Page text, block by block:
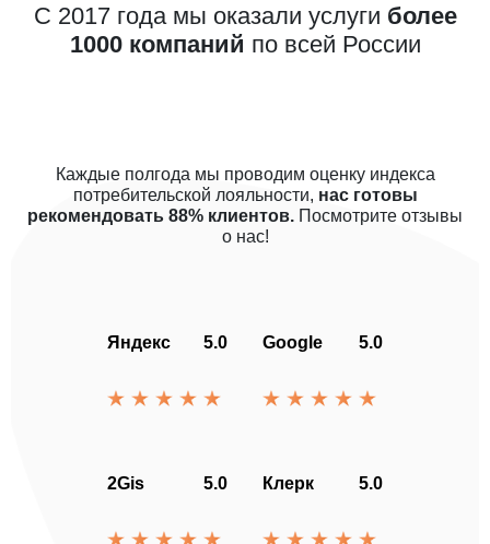
С 2017 года мы оказали услуги более
1000 компаний по всей России
Каждые полгода мы проводим оценку индекса
потребительской лояльности, нас готовы
рекомендовать 88% клиентов. Посмотрите отзывы
о нас!
Яндекс 5.0 Google 5.0
2Gis 5.0 Клерк 5.0